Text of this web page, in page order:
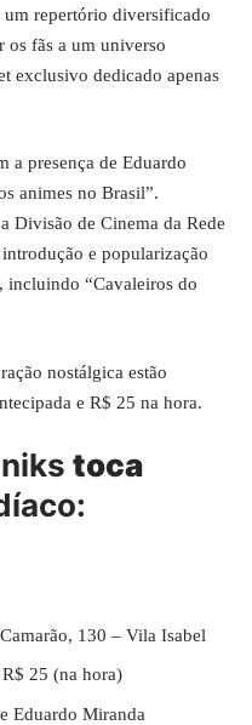
um repertório diversificado
os fãs a um universo
exclusivo dedicado apenas
a presença de Eduardo
animes no Brasil”.
Divisão de Cinema da Rede
e popularização
incluindo “Cavaleiros do
nostálgica estão
e R$ 25 na hora.
toca
130 – Vila Isabel
25 (na hora)
Eduardo Miranda